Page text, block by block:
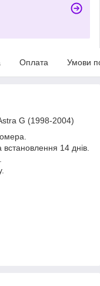
Оплата Умови
G (1998-2004)
встановлення 14 днів.